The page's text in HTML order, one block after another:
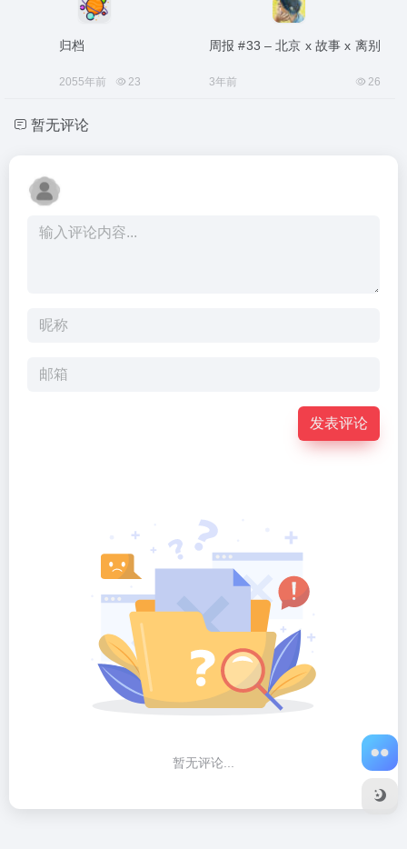
归档
2055年前 23
周报 #33 – 北京 x 故事 x 离别
3年前 26
暂无评论
发表评论
暂无评论...